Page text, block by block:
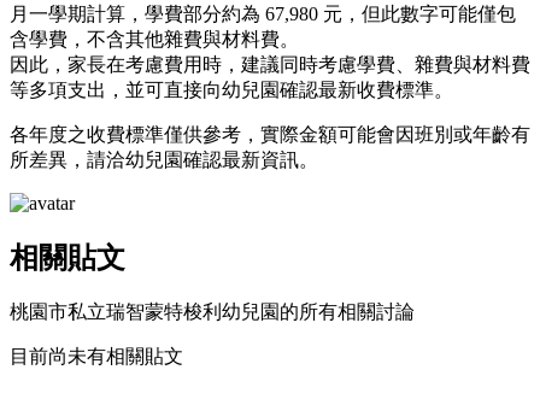
月一學期計算，學費部分約為 67,980 元，但此數字可能僅包
含學費，不含其他雜費與材料費。
因此，家長在考慮費用時，建議同時考慮學費、雜費與材料費
等多項支出，並可直接向幼兒園確認最新收費標準。
各年度之收費標準僅供參考，實際金額可能會因班別或年齡有
所差異，請洽幼兒園確認最新資訊。
相關貼文
桃園市私立瑞智蒙特梭利幼兒園的所有相關討論
目前尚未有相關貼文